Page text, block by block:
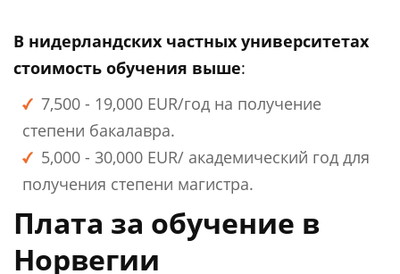
В нидерландских частных университетах
стоимость обучения выше:
7,500 - 19,000 EUR/год на получение
степени бакалавра.
5,000 - 30,000 EUR/ академический год для
получения степени магистра.
Плата за обучение в
Норвегии